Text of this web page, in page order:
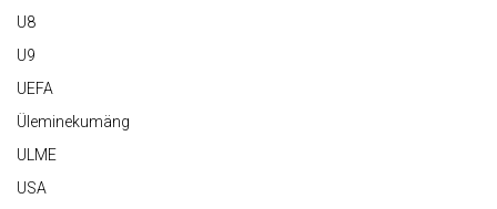
U8
U9
UEFA
Üleminekumäng
ULME
USA